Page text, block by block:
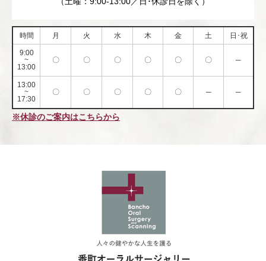
時間 月 火 水 木 金 土 日･祝
9:00
~
13:00
〇 〇 〇 〇 〇 〇 ─
13:00
~
17:30
〇 〇 〇 〇 〇 ─ ─
※休診のご案内はこちらから